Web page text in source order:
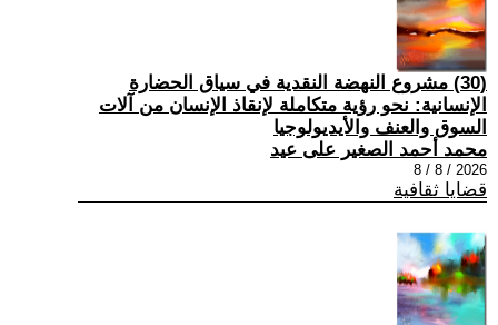
(30) مشروع النهضة النقدية في سياق الحضارة
الإنسانية: نحو رؤية متكاملة لإنقاذ الإنسان من آلات
السوق والعنف والأيديولوجيا
محمد أحمد الصغير على عيد
2026 / 8 / 8
قضايا ثقافية